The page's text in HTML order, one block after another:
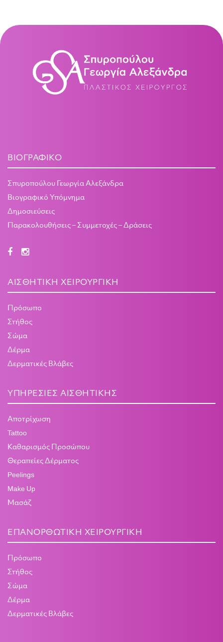
ΒΙΟΓΡΑΦΙΚΌ
Σπυροπούλου Γεωργία Αλεξάνδρα
Βιογραφικό Υπόμνημα
Δημοσιεύσεις
Παρακολουθήσεις – Συμμετοχές – Δράσεις
ΑΙΣΘΗΤΙΚΉ ΧΕΙΡΟΥΡΓΙΚΉ
Πρόσωπο
Στήθος
Σώμα
Δέρμα
Δερματικές Βλάβες
ΥΠΗΡΕΣΊΕΣ ΑΙΣΘΗΤΙΚΉΣ
Αποτρίχωση
Tattoo
Καθαρισμός Προσώπου
Θεραπείες Δέρματος
Peelings
Make Up
Μασάζ
ΕΠΑΝΟΡΘΩΤΙΚΉ ΧΕΙΡΟΥΡΓΙΚΉ
Πρόσωπο
Στήθος
Σώμα
Δέρμα
Δερματικές Βλάβες